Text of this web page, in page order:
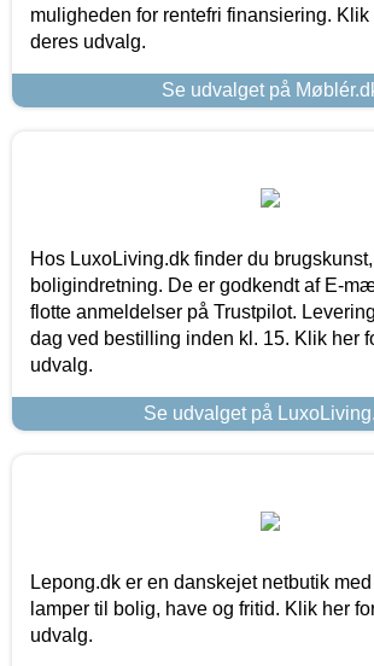
muligheden for rentefri finansiering. Klik
deres udvalg.
Se udvalget på
Hos LuxoLiving.dk finder du
boligindretning. De er godkendt af E-
flotte anmeldelser på Trustpilot.
dag ved bestilling inden kl. 15. Klik her
udvalg.
Se udvalget på
Lepong.dk er en danskejet netbutik
lamper til bolig, have og fritid. Klik her
udvalg.